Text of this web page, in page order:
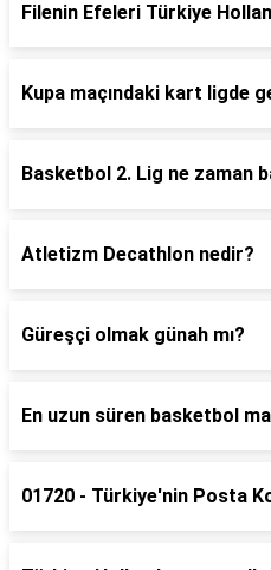
Filenin Efeleri Türkiye
Kupa maçındaki kart ligde
Basketbol 2. Lig ne zaman
Atletizm Decathlon nedir?
Güreşçi olmak günah mı?
En uzun süren basketbol
01720 - Türkiye'nin Posta